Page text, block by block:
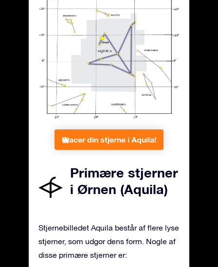
Placer din stjerne i Aquila!
Primære stjerner
i Ørnen (Aquila)
Stjernebilledet Aquila består af flere lyse
stjerner, som udgør dens form. Nogle af
disse primære stjerner er: